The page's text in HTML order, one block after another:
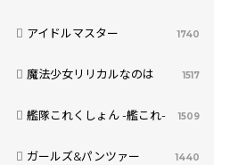
アイドルマスター 1740
魔法少女リリカルなのは 1517
艦隊これくしょん -艦これ- 1509
ガールズ&パンツァー 1440